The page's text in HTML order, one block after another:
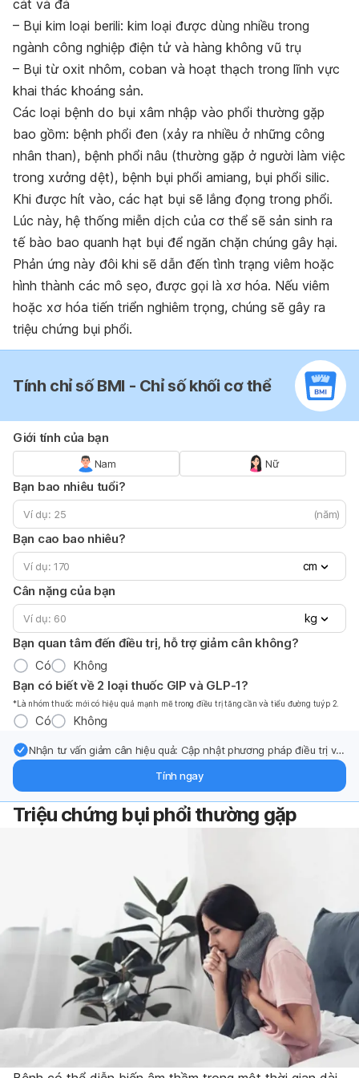
cát và đá
– Bụi kim loại berili: kim loại được dùng nhiều trong
ngành công nghiệp điện tử và hàng không vũ trụ
– Bụi từ oxit nhôm, coban và hoạt thạch trong lĩnh vực
khai thác khoáng sản.
Các loại bệnh do bụi xâm nhập vào phổi thường gặp
bao gồm: bệnh phổi đen (xảy ra nhiều ở những công
nhân than), bệnh phổi nâu (thường gặp ở người làm việc
trong xưởng dệt), bệnh bụi phổi amiang, bụi phổi silic.
Khi được hít vào, các hạt bụi sẽ lắng đọng trong phổi.
Lúc này, hệ thống miễn dịch của cơ thể sẽ sản sinh ra
tế bào bao quanh hạt bụi để ngăn chặn chúng gây hại.
Phản ứng này đôi khi sẽ dẫn đến tình trạng viêm hoặc
hình thành các mô sẹo, được gọi là xơ hóa. Nếu viêm
hoặc xơ hóa tiến triển nghiêm trọng, chúng sẽ gây ra
triệu chứng bụi phổi.
Tính chỉ số BMI - Chỉ số khối cơ thể
Giới tính của bạn
Nam Nữ
Bạn bao nhiêu tuổi?
(năm)
Bạn cao bao nhiêu?
cm
Cân nặng của bạn
kg
Bạn quan tâm đến điều trị, hỗ trợ giảm cân không?
Có
Không
Bạn có biết về 2 loại thuốc GIP và GLP-1?
*Là nhóm thuốc mới có hiệu quả mạnh mẽ trong điều trị tăng cần và tiểu đường tuýp 2.
Có Không
Nhận tư vấn giảm cân hiệu quả: Cập nhật phương pháp điều trị và
Tính ngay
Triệu chứng bụi phổi thường gặp